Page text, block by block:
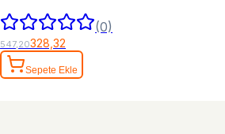
(0)
547,20328,32
Sepete Ekle